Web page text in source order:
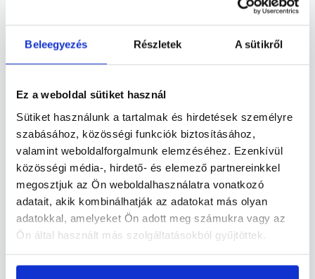
Beleegyezés Részletek A sütikről
Ez a weboldal sütiket használ
Sütiket használunk a tartalmak és hirdetések személyre
szabásához, közösségi funkciók biztosításához,
valamint weboldalforgalmunk elemzéséhez. Ezenkívül
közösségi média-, hirdető- és elemező partnereinkkel
megosztjuk az Ön weboldalhasználatra vonatkozó
adatait, akik kombinálhatják az adatokat más olyan
adatokkal, amelyeket Ön adott meg számukra vagy az
Ön által használt más szolgáltatásokból gyűjtöttek.
ÁLTALÁNOS FOGÁSZATI SZŰRÉSEK